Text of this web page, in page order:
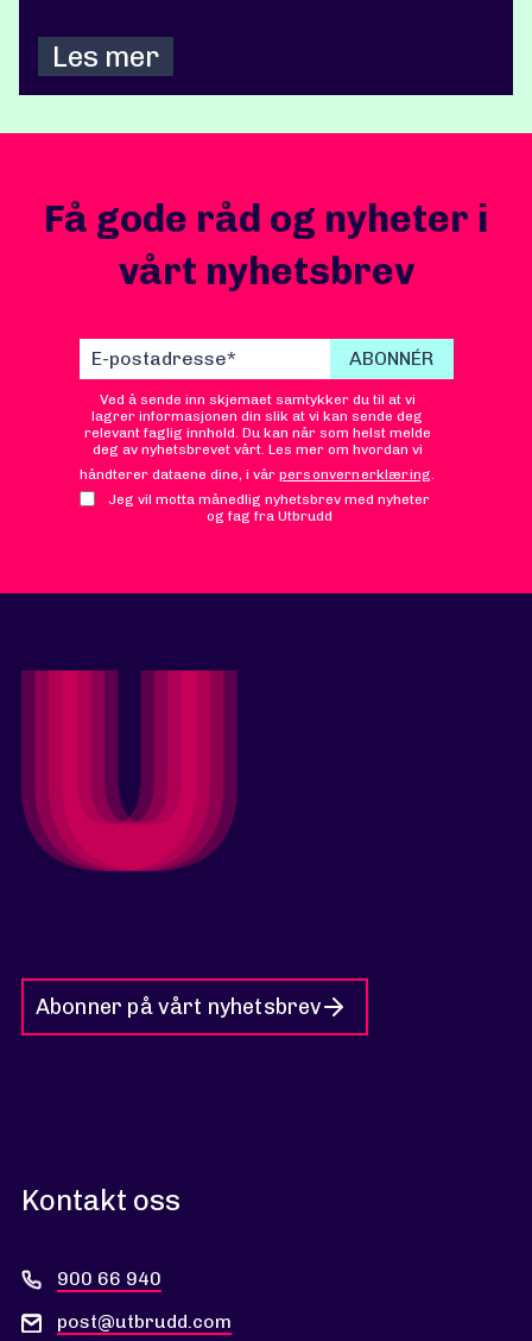
Les mer
Få gode råd og nyheter i
vårt nyhetsbrev
Ved å sende inn skjemaet samtykker du til at vi
lagrer informasjonen din slik at vi kan sende deg
relevant faglig innhold. Du kan når som helst melde
deg av nyhetsbrevet vårt. Les mer om hvordan vi
håndterer dataene dine, i vår personvernerklæring
Jeg vil motta månedlig nyhetsbrev med nyheter
og fag fra Utbrudd
Abonner på vårt nyhetsbrev
Kontakt oss
900 66 940
post@utbrudd.com